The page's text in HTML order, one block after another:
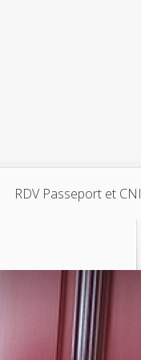
RDV Passeport et CNI